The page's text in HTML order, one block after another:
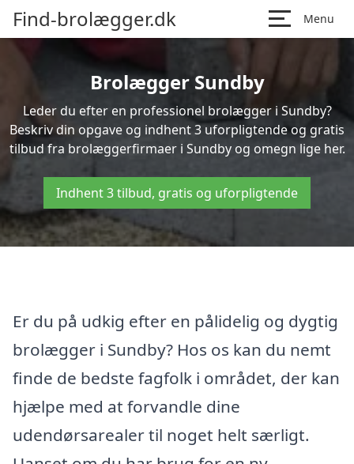
Find-brolægger.dk Menu
Brolægger Sundby
Leder du efter en professionel brolægger i Sundby?
Beskriv din opgave og indhent 3 uforpligtende og gratis
tilbud fra brolæggerfirmaer i Sundby og omegn lige her.
Indhent 3 tilbud, gratis og uforpligtende
Er du på udkig efter en pålidelig og dygtig
brolægger i Sundby? Hos os kan du nemt
finde de bedste fagfolk i området, der kan
hjælpe med at forvandle dine
udendørsarealer til noget helt særligt.